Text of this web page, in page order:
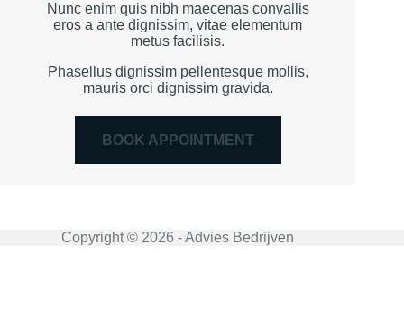
Nunc enim quis nibh maecenas convallis
eros a ante dignissim, vitae elementum
metus facilisis.
Phasellus dignissim pellentesque mollis,
mauris orci dignissim gravida.
BOOK APPOINTMENT
Copyright © 2026 - Advies Bedrijven